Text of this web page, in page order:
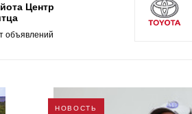
Центр
объявлений
НОВОСТЬ